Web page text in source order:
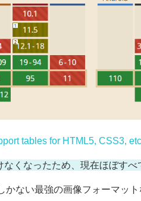
tables for HTML5, CSS3,
なくなったため、現在ほぼす
ない最強の画像フォーマッ